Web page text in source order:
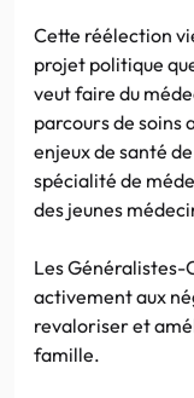
Cette réélection
projet politique
veut faire du
parcours de soins
enjeux de santé
spécialité de
des jeunes
Les Généralistes-
activement aux
revaloriser et
famille.